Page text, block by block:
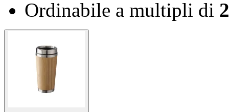
Ordinabile a multipli di